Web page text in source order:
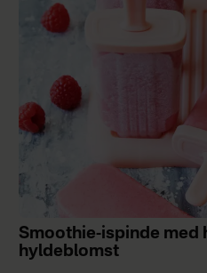
Smoothie-ispinde med
hyldeblomst